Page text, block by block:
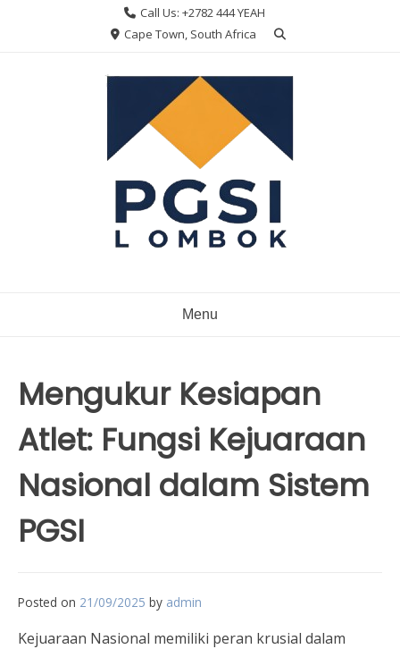
Call Us: +2782 444 YEAH
Cape Town, South Africa
Menu
Mengukur Kesiapan
Atlet: Fungsi Kejuaraan
Nasional dalam Sistem
PGSI
Posted on 21/09/2025 by admin
Kejuaraan Nasional memiliki peran krusial dalam